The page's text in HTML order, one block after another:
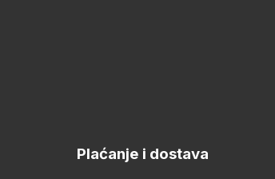
Plaćanje i dostava